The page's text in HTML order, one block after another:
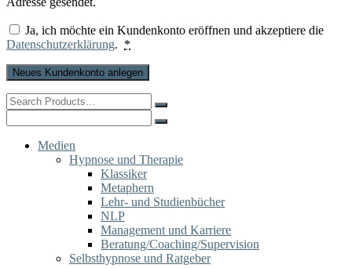
Ja, ich möchte ein Kundenkonto eröffnen und akzeptiere die
Datenschutzerklärung. *
Neues Kundenkonto anlegen
Search
for:
for:
Medien
Hypnose und Therapie
Klassiker
Metaphern
Lehr- und Studienbücher
NLP
Management und Karriere
Beratung/Coaching/Supervision
Selbsthypnose und Ratgeber